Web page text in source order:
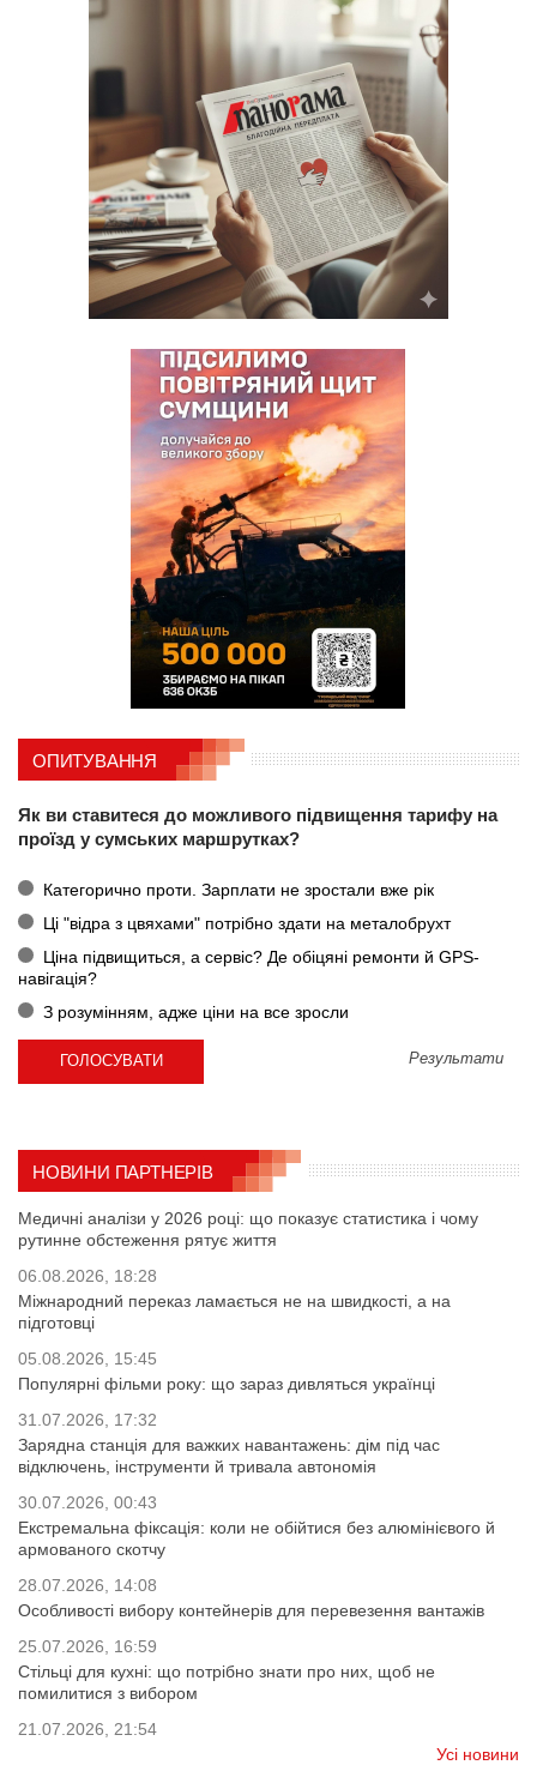
ОПИТУВАННЯ
Як ви ставитеся до можливого підвищення тарифу на
проїзд у сумських маршрутках?
Категорично проти. Зарплати не зростали вже рік
Ці "відра з цвяхами" потрібно здати на металобрухт
Ціна підвищиться, а сервіс? Де обіцяні ремонти й GPS-
навігація?
З розумінням, адже ціни на все зросли
Результати
НОВИНИ ПАРТНЕРІВ
Медичні аналізи у 2026 році: що показує статистика і чому
рутинне обстеження рятує життя
06.08.2026, 18:28
Міжнародний переказ ламається не на швидкості, а на
підготовці
05.08.2026, 15:45
Популярні фільми року: що зараз дивляться українці
31.07.2026, 17:32
Зарядна станція для важких навантажень: дім під час
відключень, інструменти й тривала автономія
30.07.2026, 00:43
Екстремальна фіксація: коли не обійтися без алюмінієвого й
армованого скотчу
28.07.2026, 14:08
Особливості вибору контейнерів для перевезення вантажів
25.07.2026, 16:59
Стільці для кухні: що потрібно знати про них, щоб не
помилитися з вибором
21.07.2026, 21:54
Усі новини